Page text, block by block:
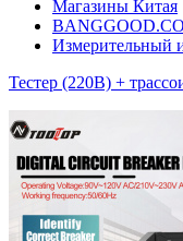
Магазины Китая
Измерительный
Тестер (220В) +